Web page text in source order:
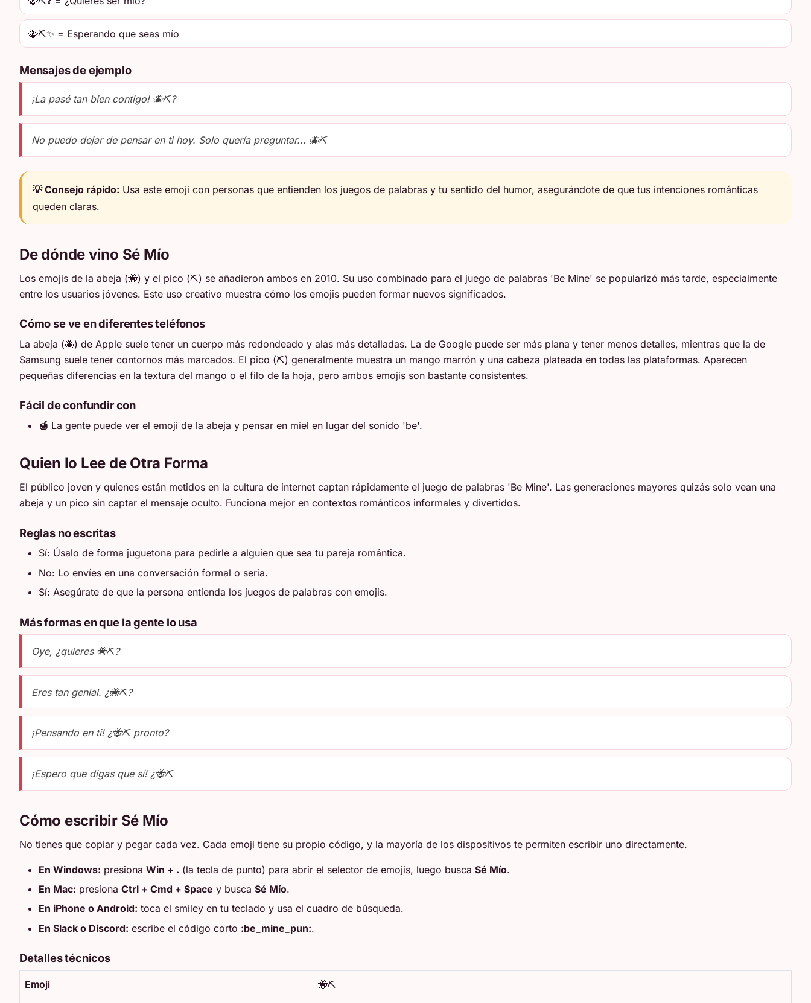
🐝⛏️✨ = Esperando que seas mío
Mensajes de ejemplo
¡La pasé tan bien contigo! 🐝⛏️?
No puedo dejar de pensar en ti hoy. Solo quería preguntar... 🐝⛏️
💡 Consejo rápido: Usa este emoji con personas que entienden los juegos de palabras y tu sentido del humor, asegurándote de que tus intenciones románticas
queden claras.
De dónde vino Sé Mío
Los emojis de la abeja (🐝) y el pico (⛏️) se añadieron ambos en 2010. Su uso combinado para el juego de palabras 'Be Mine' se popularizó más tarde, especialmente
entre los usuarios jóvenes. Este uso creativo muestra cómo los emojis pueden formar nuevos significados.
Cómo se ve en diferentes teléfonos
La abeja (🐝) de Apple suele tener un cuerpo más redondeado y alas más detalladas. La de Google puede ser más plana y tener menos detalles, mientras que la de
Samsung suele tener contornos más marcados. El pico (⛏️) generalmente muestra un mango marrón y una cabeza plateada en todas las plataformas. Aparecen
pequeñas diferencias en la textura del mango o el filo de la hoja, pero ambos emojis son bastante consistentes.
Fácil de confundir con
🍯 La gente puede ver el emoji de la abeja y pensar en miel en lugar del sonido 'be'.
Quien lo Lee de Otra Forma
El público joven y quienes están metidos en la cultura de internet captan rápidamente el juego de palabras 'Be Mine'. Las generaciones mayores quizás solo vean una
abeja y un pico sin captar el mensaje oculto. Funciona mejor en contextos románticos informales y divertidos.
Reglas no escritas
Sí: Úsalo de forma juguetona para pedirle a alguien que sea tu pareja romántica.
No: Lo envíes en una conversación formal o seria.
Sí: Asegúrate de que la persona entienda los juegos de palabras con emojis.
Más formas en que la gente lo usa
Oye, ¿quieres 🐝⛏️?
Eres tan genial. ¿🐝⛏️?
¡Pensando en ti! ¿🐝⛏️ pronto?
¡Espero que digas que sí! ¿🐝⛏️
Cómo escribir Sé Mío
No tienes que copiar y pegar cada vez. Cada emoji tiene su propio código, y la mayoría de los dispositivos te permiten escribir uno directamente.
En Windows: presiona Win + . (la tecla de punto) para abrir el selector de emojis, luego busca Sé Mío.
En Mac: presiona Ctrl + Cmd + Space y busca Sé Mío.
En iPhone o Android: toca el smiley en tu teclado y usa el cuadro de búsqueda.
En Slack o Discord: escribe el código corto :be_mine_pun:.
Detalles técnicos
Emoji 🐝⛏️